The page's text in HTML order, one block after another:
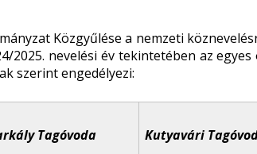
Közgyűlése a nemzeti
2025. nevelési év tekintetében az
szerint engedélyezi:
Tagóvoda Kutyavári